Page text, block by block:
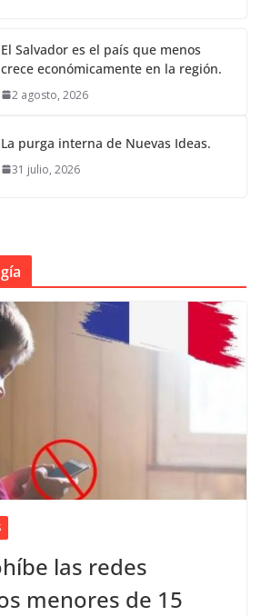
El Salvador es el país que menos
crece económicamente en la región.
2 agosto, 2026
La purga interna de Nuevas Ideas.
31 julio, 2026
las redes
menores de 15